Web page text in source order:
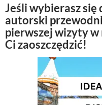
Jeśli wybierasz się
autorski
pierwszej wizyty w
Ci zaoszczędzić!